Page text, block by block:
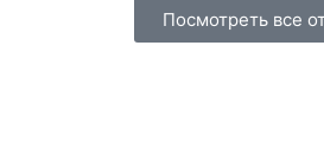
Посмотреть все